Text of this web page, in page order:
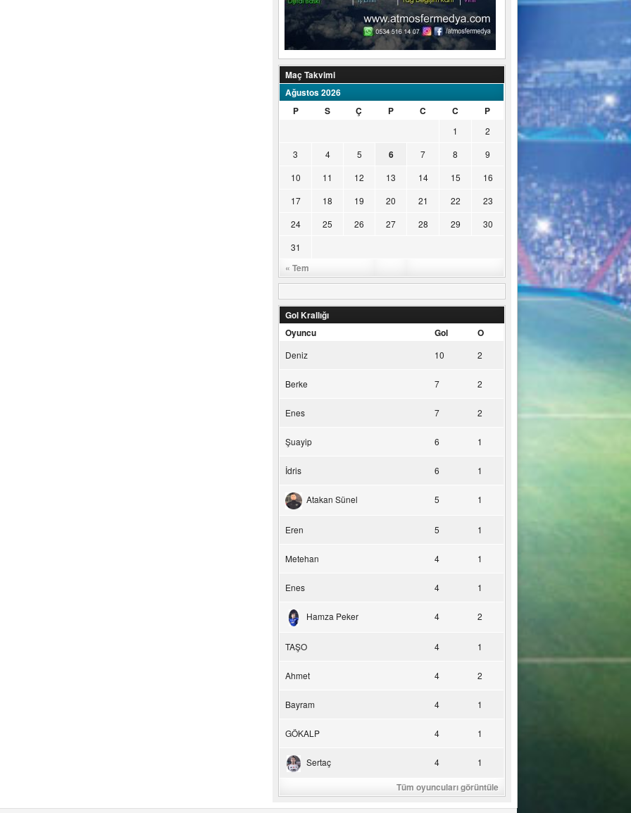
Maç Takvimi
Ağustos 2026
P
S Ç P C C P
« Tem
1
2
3
4 5 6 7 8
9
10
11 12 13 14 15
16
17
18 19 20 21 22
23
24
25 26 27 28 29
30
31
Gol Krallığı
Oyuncu
Gol O
Deniz 10 2
Berke 7 2
Enes 7 2
Şuayip 6 1
İdris 6 1
Atakan Sünel 5 1
Eren 5 1
Metehan 4 1
Enes 4 1
Hamza Peker 4 2
TAŞO 4 1
Ahmet 4 2
Bayram 4 1
GÖKALP 4 1
Sertaç 4 1
Tüm oyuncuları görüntüle